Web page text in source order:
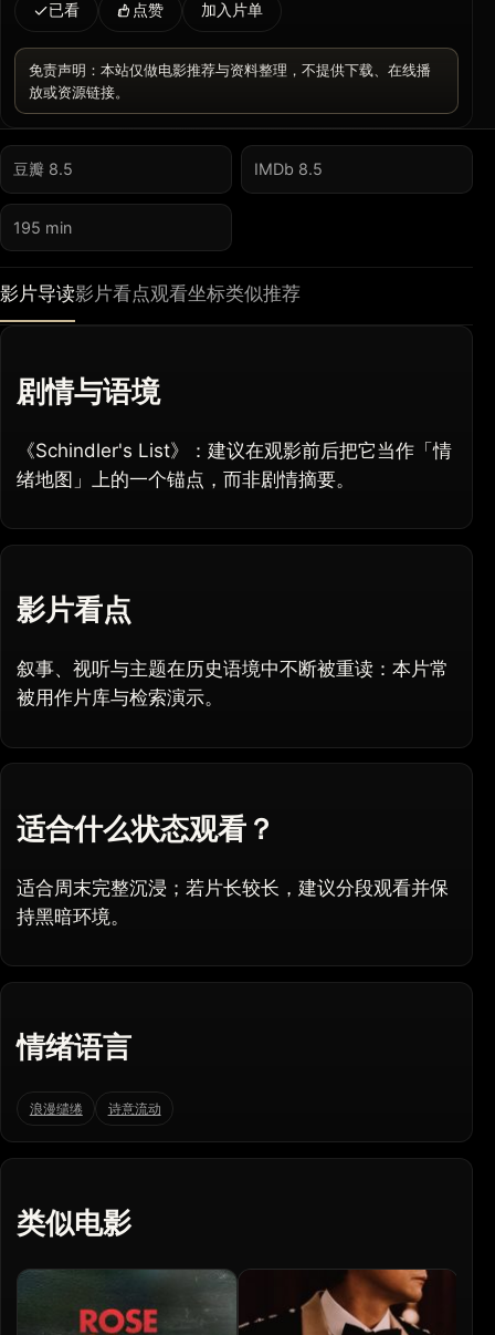
已看 点赞 加入片单
免责声明：本站仅做电影推荐与资料整理，不提供下载、在线播
放或资源链接。
豆瓣 8.5 IMDb 8.5
195 min
影片导读影片看点观看坐标类似推荐
剧情与语境
《Schindler's List》：建议在观影前后把它当作「情
绪地图」上的一个锚点，而非剧情摘要。
影片看点
叙事、视听与主题在历史语境中不断被重读：本片常
被用作片库与检索演示。
适合什么状态观看？
适合周末完整沉浸；若片长较长，建议分段观看并保
持黑暗环境。
情绪语言
浪漫缱绻 诗意流动
类似电影